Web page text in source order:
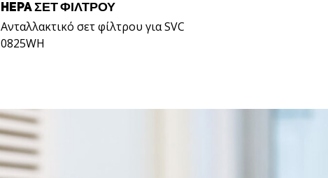
HEPA ΣΕΤ ΦΊΛΤΡΟΥ
Ανταλλακτικό σετ φίλτρου για SVC
0825WH